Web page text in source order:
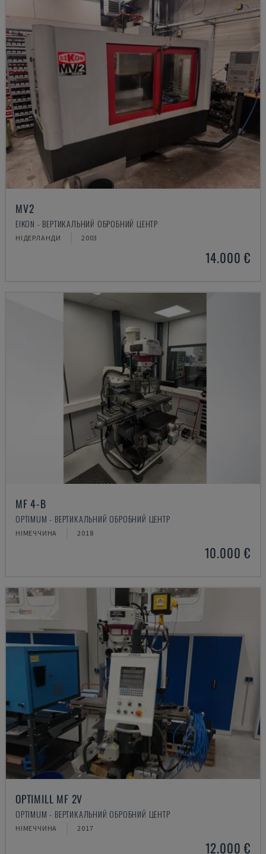
MV2
EIKON - ВЕРТИКАЛЬНИЙ ОБРОБНИЙ ЦЕНТР
НІДЕРЛАНДИ 2003
14.000 €
MF 4-B
OPTIMUM - ВЕРТИКАЛЬНИЙ ОБРОБНИЙ ЦЕНТР
НІМЕЧЧИНА 2018
10.000 €
OPTIMILL MF 2V
OPTIMUM - ВЕРТИКАЛЬНИЙ ОБРОБНИЙ ЦЕНТР
НІМЕЧЧИНА 2017
12.000 €